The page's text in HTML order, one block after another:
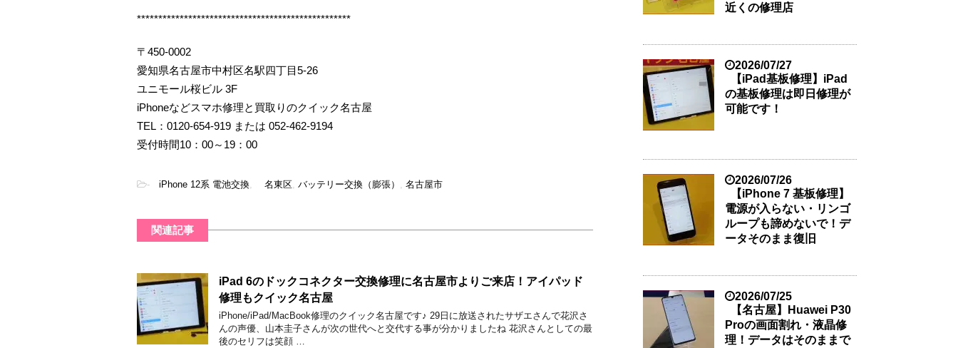
**************************************************
〒450-0002
愛知県名古屋市中村区名駅四丁目5-26
ユニモール桜ビル 3F
iPhoneなどスマホ修理と買取りのクイック名古屋
TEL：0120-654-919 または 052-462-9194
受付時間10：00～19：00
- iPhone 12系 電池交換, 名東区, バッテリー交換（膨張） , 名古屋市
関連記事
iPad 6のドックコネクター交換修理に名古屋市よりご来店！アイパッド
修理もクイック名古屋
iPhone/iPad/MacBook修理のクイック名古屋です♪ 29日に放送されたサザエさんで花沢さ
んの声優、山本圭子さんが次の世代へと交代する事が分かりましたね 花沢さんとしての最
後のセリフは笑顔 …
近くの修理店
2026/07/27
【iPad基板修理】iPad
の基板修理は即日修理が
可能です！
2026/07/26
【iPhone 7 基板修理】
電源が入らない・リンゴ
ループも諦めないで！デ
ータそのまま復旧
2026/07/25
【名古屋】Huawei P30
Proの画面割れ・液晶修
理！データはそのままで